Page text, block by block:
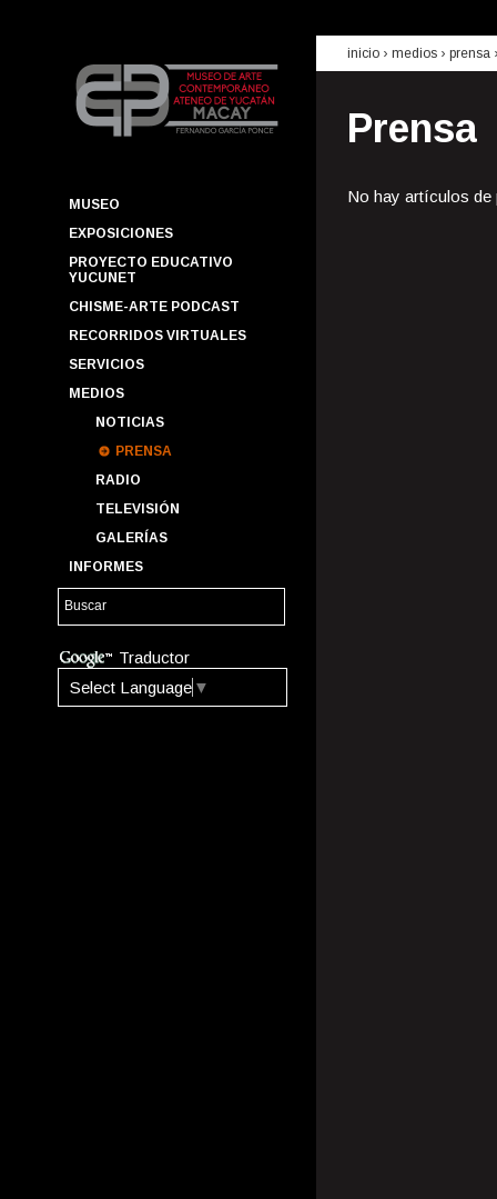
MUSEO
EXPOSICIONES
PROYECTO EDUCATIVO
YUCUNET
CHISME-ARTE PODCAST
RECORRIDOS VIRTUALES
SERVICIOS
MEDIOS
NOTICIAS
PRENSA
RADIO
TELEVISIÓN
GALERÍAS
INFORMES
Traductor
Select Language ▼
inicio › medios › prensa
Prensa
No hay artículos de